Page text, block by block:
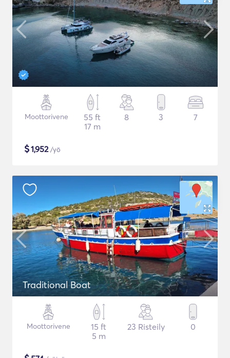
Moottorivene
55 ft
17 m
8 3 7
$1,952/yö
Traditional Boat
Moottorivene
15 ft
5 m
23 Risteily 0